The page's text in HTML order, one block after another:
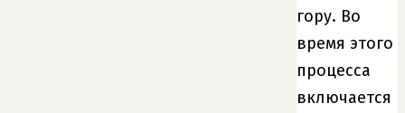
гору. Во
время этого
процесса
включается